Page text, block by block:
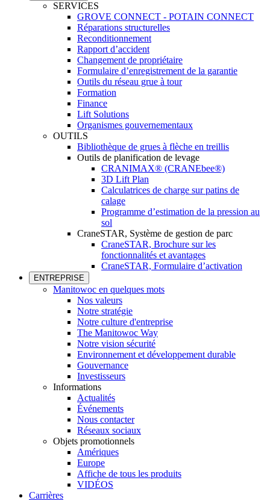
SERVICES
GROVE CONNECT - POTAIN CONNECT
Réparations structurelles
Reconditionnement
Rapport d’accident
Changement de propriétaire
Formulaire d’enregistrement de la garantie
Outils du réseau grue à tour
Formation
Finance
Lift Solutions
Organismes gouvernementaux
OUTILS
Bibliothèque de grues à flèche en treillis
Outils de planification de levage
CRANIMAX® (CRANEbee®)
3D Lift Plan
Calculatrices de charge sur patins de
calage
Programme d’estimation de la pression au
sol
CraneSTAR, Système de gestion de parc
CraneSTAR, Brochure sur les
fonctionnalités et avantages
CraneSTAR, Formulaire d’activation
ENTREPRISE
Manitowoc en quelques mots
Nos valeurs
Notre stratégie
Notre culture d'entreprise
The Manitowoc Way
Notre vision sécurité
Environnement et développement durable
Gouvernance
Investisseurs
Informations
Actualités
Événements
Nous contacter
Réseaux sociaux
Objets promotionnels
Amériques
Europe
Affiche de tous les produits
VIDÉOS
Carrières